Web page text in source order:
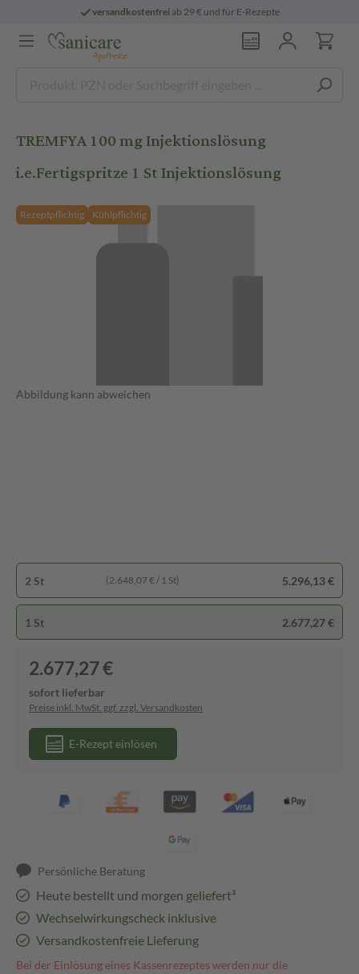
versandkostenfreiab 29 € und für E-Rezepte
TREMFYA 100 mg Injektionslösung
i.e.Fertigspritze 1 St Injektionslösung
Rezeptpflichtig Kühlpflichtig
Abbildung kann abweichen
2 St (2.648,07 € / 1 St) 5.296,13 €
1 St 2.677,27 €
2.677,27 €
sofort lieferbar
Preise inkl. MwSt. ggf. zzgl. Versandkosten
E-Rezept einlösen
Persönliche Beratung
Heute bestellt und morgen geliefert³
Wechselwirkungscheck inklusive
Versandkostenfreie Lieferung
Bei der Einlösung eines Kassenrezeptes werden nur die